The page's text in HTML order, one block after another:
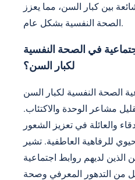
بين كبار السن، مما يعزز
الصحة النفسية بشكل عام.
في الصحة النفسية
لكبار السن؟
الصحة النفسية لكبار السن
مشاعر الوحدة والاكتئاب.
والعائلة في تعزيز الشعور
للرفاهية العاطفية. تشير
الذين لديهم روابط اجتماعية
من التدهور المعرفي وصحة